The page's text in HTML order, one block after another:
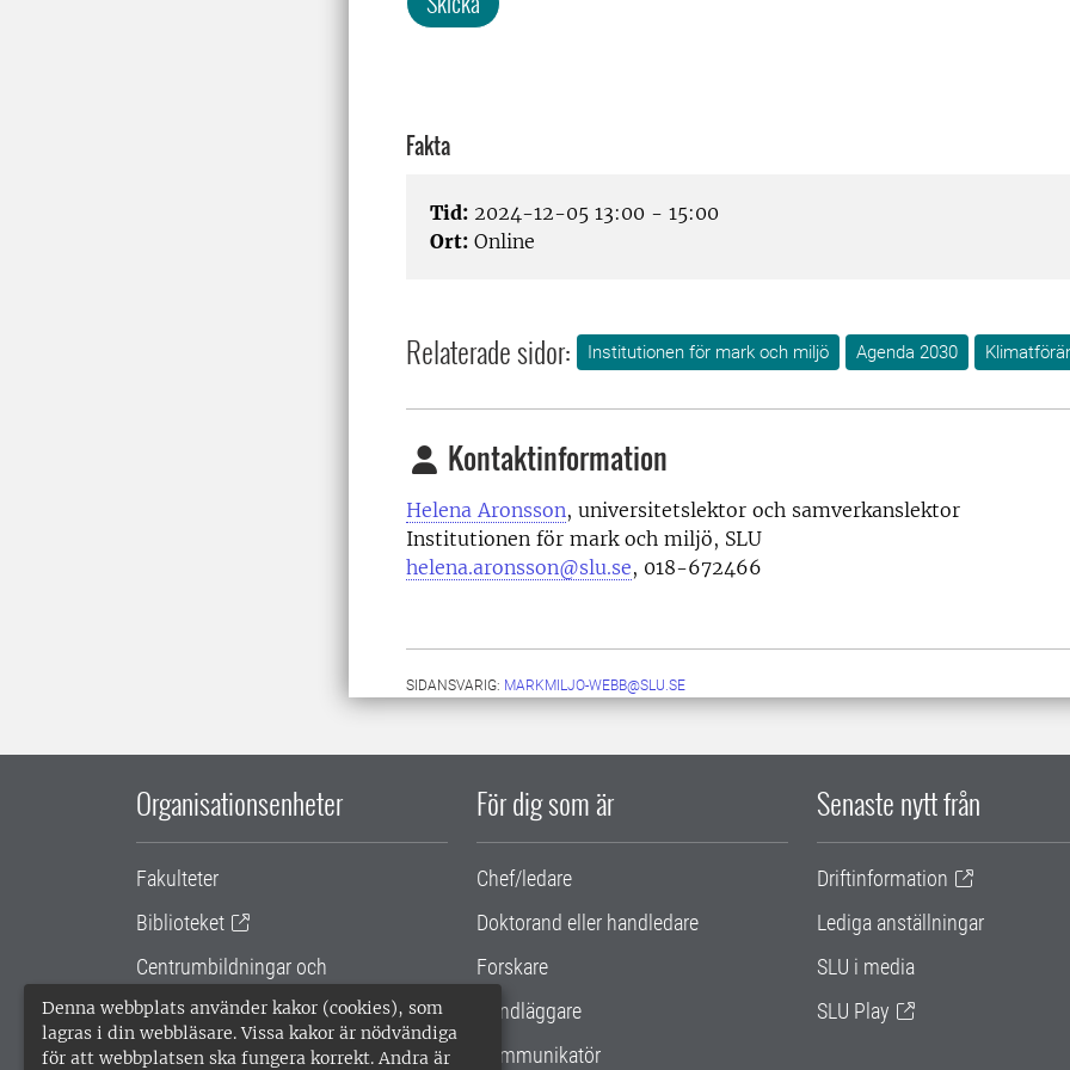
Denna webbplats använder kakor (cookies), som
lagras i din webbläsare. Vissa kakor är nödvändiga
för att webbplatsen ska fungera korrekt. Andra är
Fakta
Tid: 2024-12-05 13:00 - 15:00
Ort: Online
Relaterade sidor: Institutionen för mark och miljö Agenda 2030
Kontaktinformation
Helena Aronsson, universitetslektor och samverkanslektor
Institutionen för mark och miljö, SLU
helena.aronsson@slu.se, 018-672466
SIDANSVARIG: MARKMILJO-WEBB@SLU.SE
Organisationsenheter
Fakulteter
Biblioteket
Centrumbildningar och
samarbetsprojekt
Gemensamma verksamhetsstödet
För dig som är
Chef/ledare
Doktorand eller handledare
Forskare
Handläggare
Kommunikatör
Senaste nytt från
Driftinformation
Lediga anställningar
SLU i media
SLU Play